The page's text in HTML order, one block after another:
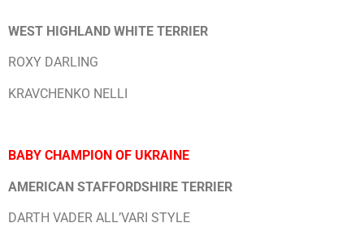
WEST HIGHLAND WHITE TERRIER
ROXY DARLING
KRAVCHENKO NELLI
BABY CHAMPION OF UKRAINE
AMERICAN STAFFORDSHIRE TERRIER
DARTH VADER ALL’VARI STYLE